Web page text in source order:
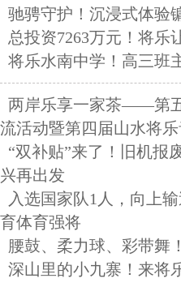
驰骋守护！沉浸式体验
总投资7263万元！将乐
将乐水南中学！高三
两岸乐享一家茶——第
流活动暨第四届山水将
“双补贴”来了！旧机报
兴再出发
入选国家队1人，向上
育体育强将
腰鼓、柔力球、彩带舞
深山里的小九寨！来将